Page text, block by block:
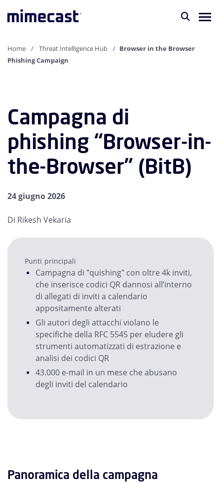
Home Threat Intelligence Hub
Browser in the Browser
Phishing Campaign
Campagna di
phishing “Browser-in-
the-Browser” (BitB)
24 giugno 2026
Di Rikesh Vekaria
Punti principali
Campagna di "quishing" con oltre 4k inviti,
che inserisce codici QR dannosi all’interno
di allegati di inviti a calendario
appositamente alterati
Gli autori degli attacchi violano le
specifiche della RFC 5545 per eludere gli
strumenti automatizzati di estrazione e
analisi dei codici QR
43.000 e-mail in un mese che abusano
degli inviti del calendario
Panoramica della campagna